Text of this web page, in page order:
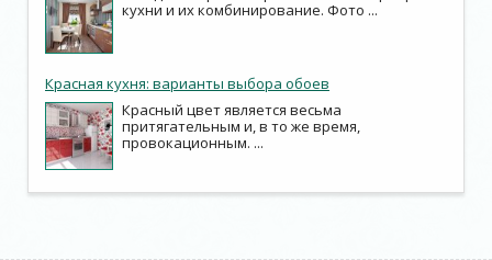
кухни и их комбинирование. Фото ...
Красная кухня: варианты выбора обоев
Красный цвет является весьма
притягательным и, в то же время,
провокационным. ...